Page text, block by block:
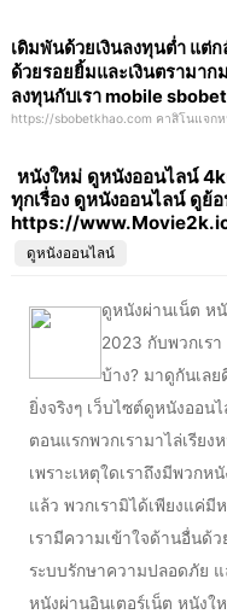
Skip
to
content
เดิมพันด้วยเงินลงทุนต่ำ แต่ก
ด้วยรอยยิ้มและเงินตรามาก
ลงทุนกับเรา mobile sbobet
https://sbobetkhao.com คาสิโนแจกห
หนังใหม่ ดูหนังออนไลน์
ทุกเรื่อง ดูหนังออนไลน์ ดูย้
https://
ดูหนังออนไลน์
ดูหนังผ่านเน็ต ห
2023 กับพวกเร
บ้าง? มาดูกันเล
ยิ่งจริงๆ เว็บไซต์ดูหนังออน
ตอนแรกพวกเรามาไล่เรีย
เพราะเหตุใดเราถึงมีพวกห
แล้ว พวกเรามิได้เพียงแค่มี
เรามีความเข้าใจด้านอื่นด้
ระบบรักษาความปลอดภัย แ
หนังผ่านอินเตอร์เน็ต หนัง